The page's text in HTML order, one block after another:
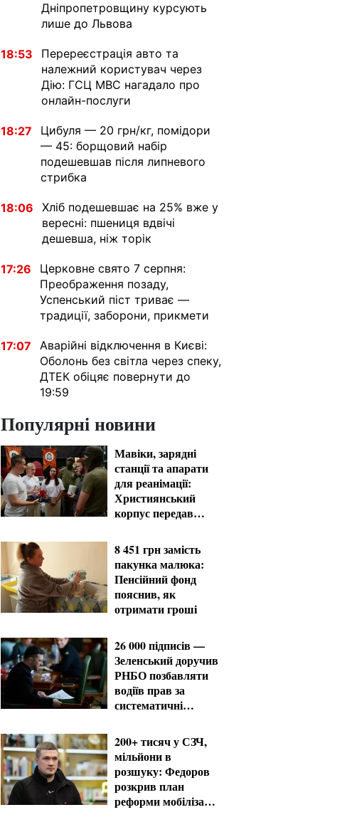
Дніпропетровщину курсують
лише до Львова
18:53
Перереєстрація авто та
належний користувач через
Дію: ГСЦ МВС нагадало про
онлайн-послуги
18:27
Цибуля — 20 грн/кг, помідори
— 45: борщовий набір
подешевшав після липневого
стрибка
18:06
Хліб подешевшає на 25% вже у
вересні: пшениця вдвічі
дешевша, ніж торік
17:26
Церковне свято 7 серпня:
Преображення позаду,
Успенський піст триває —
традиції, заборони, прикмети
17:07
Аварійні відключення в Києві:
Оболонь без світла через спеку,
ДТЕК обіцяє повернути до
19:59
Популярні новини
Мавіки, зарядні
станції та апарати
для реанімації:
Християнський
корпус передав
Запорізький та
Покровський
напрямки
8 451 грн замість
пакунка малюка:
Пенсійний фонд
пояснив, як
отримати гроші
26 000 підписів —
Зеленський доручив
РНБО позбавляти
водіїв прав за
систематичні
200+ тисяч у СЗЧ,
мільйони в
розшуку: Федоров
розкрив план
реформи мобілізації